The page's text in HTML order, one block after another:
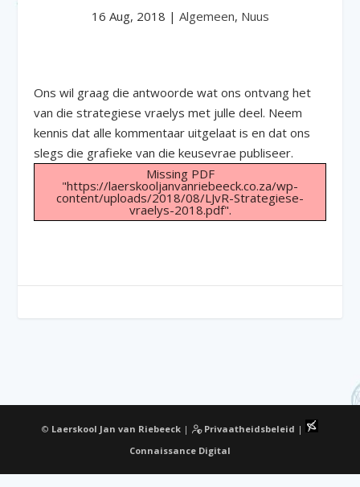
16 Aug, 2018 | Algemeen, Nuus
Ons wil graag die antwoorde wat ons ontvang het
van die strategiese vraelys met julle deel. Neem
kennis dat alle kommentaar uitgelaat is en dat ons
slegs die grafieke van die keusevrae publiseer.
Missing PDF
"https://laerskooljanvanriebeeck.co.za/wp-
content/uploads/2018/08/LJvR-Strategiese-
vraelys-2018.pdf".
© Laerskool Jan van Riebeeck| Privaatheidsbeleid |
Connaissance Digital